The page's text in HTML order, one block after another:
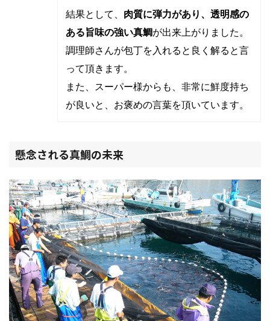
結果として、 肉質に弾力があり、透明感の
ある旨味の強い真鯛が出来上がりました。
調理師さんが包丁を入れると良く解ると言
って頂きます。
また、スーパー様からも、非常に鮮度持ち
が良いと、お褒めの言葉を頂いています。
懸念される真鯛の未来